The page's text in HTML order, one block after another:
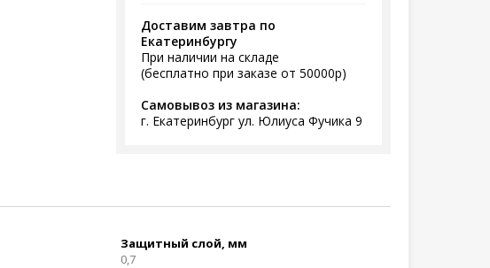
Доставим завтра по
Екатеринбургу
При наличии на складе
(бесплатно при заказе от 50000р)
Самовывоз из магазина:
г. Екатеринбург ул. Юлиуса Фучика 9
Защитный слой, мм
0,7